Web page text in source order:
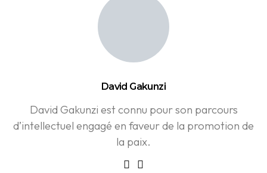
David Gakunzi
David Gakunzi est connu pour son parcours
d’intellectuel engagé en faveur de la promotion de
la paix.